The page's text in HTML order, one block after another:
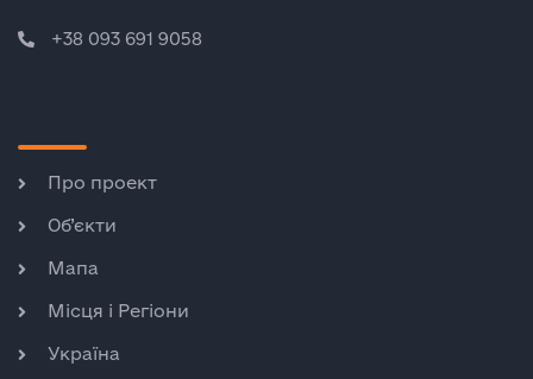
+38 093 691 9058
Про проект
Об’єкти
Мапа
Місця і Регіони
Україна